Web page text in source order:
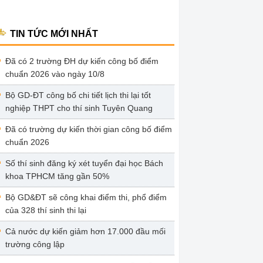
TIN TỨC MỚI NHẤT
Đã có 2 trường ĐH dự kiến công bố điểm
chuẩn 2026 vào ngày 10/8
Bộ GD-ĐT công bố chi tiết lịch thi lại tốt
nghiệp THPT cho thí sinh Tuyên Quang
Đã có trường dự kiến thời gian công bố điểm
chuẩn 2026
Số thí sinh đăng ký xét tuyển đại học Bách
khoa TPHCM tăng gần 50%
Bộ GD&ĐT sẽ công khai điểm thi, phổ điểm
của 328 thí sinh thi lại
Cả nước dự kiến giảm hơn 17.000 đầu mối
trường công lập